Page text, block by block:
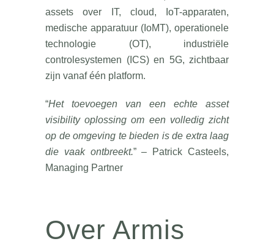
assets over IT, cloud, IoT-apparaten,
medische apparatuur (IoMT), operationele
technologie (OT), industriële
controlesystemen (ICS) en 5G, zichtbaar
zijn vanaf één platform.
“Het toevoegen van een echte asset
visibility oplossing om een volledig zicht
op de omgeving te bieden is de extra laag
die vaak ontbreekt.” – Patrick Casteels,
Managing Partner
Over Armis